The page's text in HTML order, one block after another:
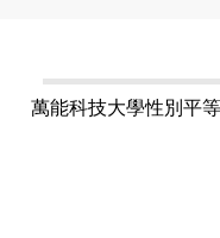
萬能科技大學性別平